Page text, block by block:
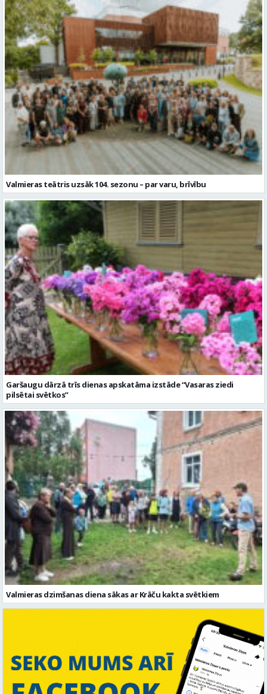
Valmieras teātris uzsāk 104. sezonu – par varu, brīvību
Garšaugu dārzā trīs dienas apskatāma izstāde “Vasaras ziedi
pilsētai svētkos”
Valmieras dzimšanas diena sākas ar Krāču kakta svētkiem